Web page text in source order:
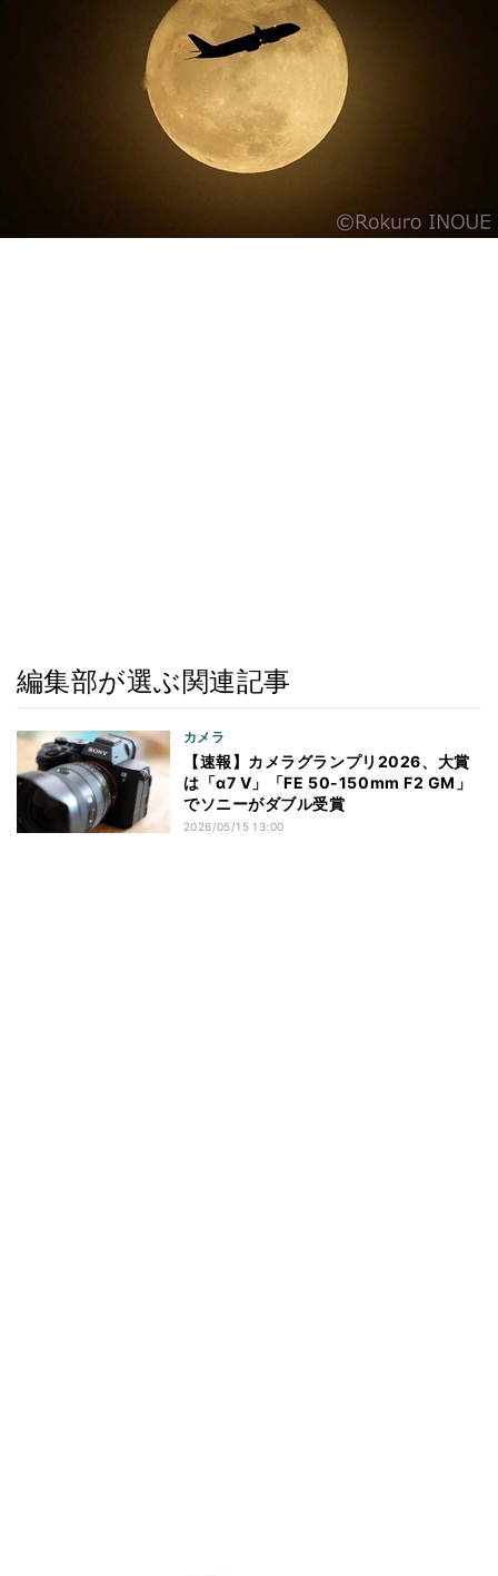
編集部が選ぶ関連記事
カメラ
【速報】カメラグランプリ2026、大賞
は「α7 V」「FE 50-150mm F2 GM」
でソニーがダブル受賞
2026/05/15 13:00